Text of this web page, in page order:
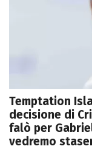
Temptation
decisione di
falò per
vedremo